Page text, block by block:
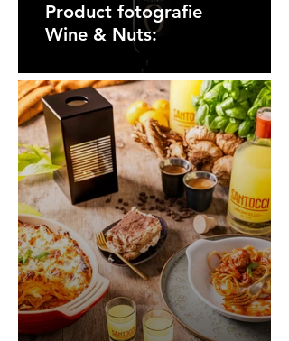
Product fotografie
Wine & Nuts: